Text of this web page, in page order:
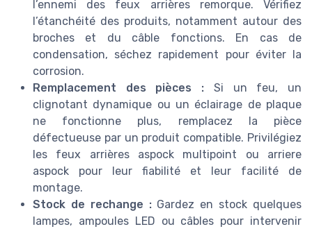
l’ennemi des feux arrières remorque. Vérifiez
l’étanchéité des produits, notamment autour des
broches et du câble fonctions. En cas de
condensation, séchez rapidement pour éviter la
corrosion.
Remplacement des pièces : Si un feu, un
clignotant dynamique ou un éclairage de plaque
ne fonctionne plus, remplacez la pièce
défectueuse par un produit compatible. Privilégiez
les feux arrières aspock multipoint ou arriere
aspock pour leur fiabilité et leur facilité de
montage.
Stock de rechange :Gardez en stock quelques
lampes, ampoules LED ou câbles pour intervenir